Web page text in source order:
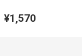
¥1,570